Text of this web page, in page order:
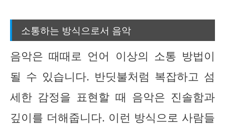
소통하는 방식으로서 음악
음악은 때때로 언어 이상의 소통 방법이
될 수 있습니다. 반딧불처럼 복잡하고 섬
세한 감정을 표현할 때 음악은 진솔함과
깊이를 더해줍니다. 이런 방식으로 사람들